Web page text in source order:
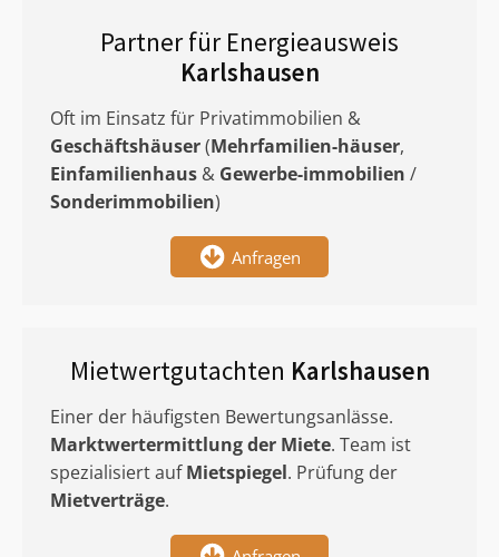
Partner für Energieausweis
Karlshausen
Oft im Einsatz für Privatimmobilien &
Geschäftshäuser(Mehrfamilien-häuser,
Einfamilienhaus & Gewerbe-immobilien /
Sonderimmobilien)
Anfragen
Mietwertgutachten Karlshausen
Einer der häufigsten Bewertungsanlässe.
Marktwertermittlungder Miete. Team ist
spezialisiert aufMietspiegel. Prüfung der
Mietverträge.